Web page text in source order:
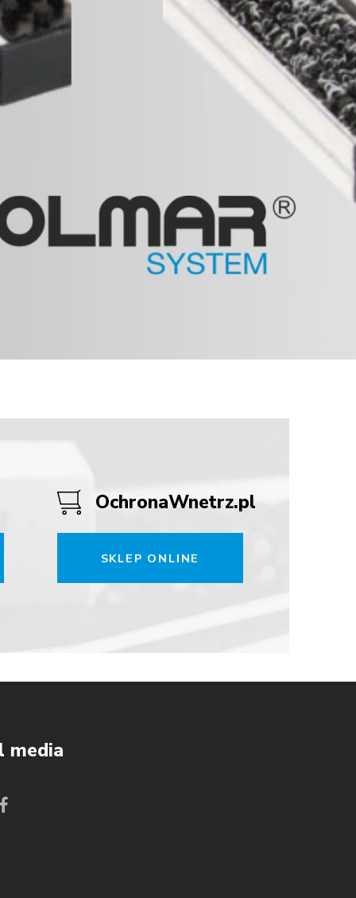
OchronaWnetrz.pl
SKLEP ONLINE
media